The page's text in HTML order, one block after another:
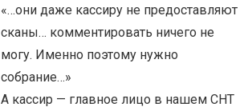
«…они даже кассиру не предоставляют
сканы… комментировать ничего не
могу. Именно поэтому нужно
собрание…»
А кассир — главное лицо в нашем СНТ